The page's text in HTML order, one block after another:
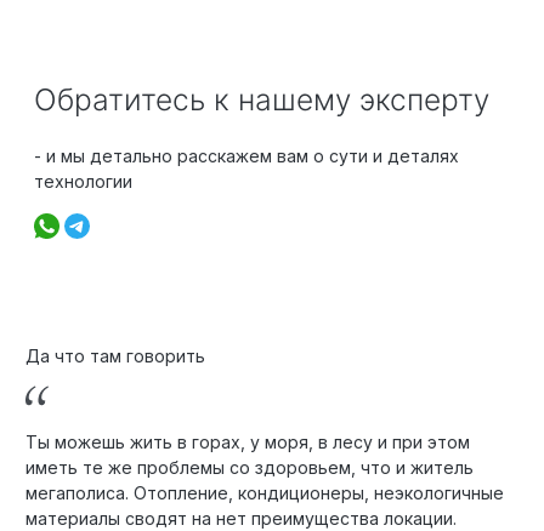
Обратитесь к нашему эксперту
- и мы детально расскажем вам о сути и деталях
технологии
Да что там говорить
Ты можешь жить в горах, у моря, в лесу и при этом
иметь те же проблемы со здоровьем, что и житель
мегаполиса. Отопление, кондиционеры, неэкологичные
материалы сводят на нет преимущества локации.